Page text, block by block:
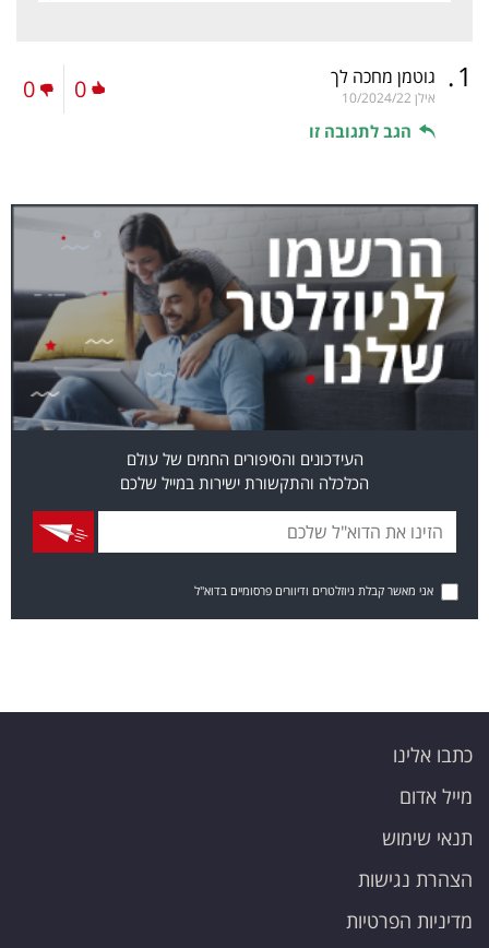
1
. גוטמן מחכה לך
אילן 10/2024/22
הגב לתגובה זו
0
0
העידכונים והסיפורים החמים של עולם
הכלכלה והתקשורת ישירות במייל שלכם
אני מאשר קבלת ניוזלטרים ודיוורים פרסומיים בדוא"ל
כתבו אלינו
מייל אדום
תנאי שימוש
הצהרת נגישות
מדיניות הפרטיות